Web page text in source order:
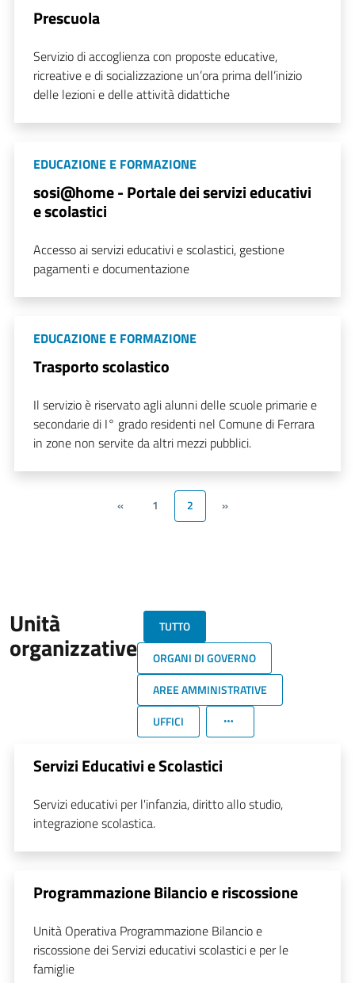
Prescuola
Servizio di accoglienza con proposte educative,
ricreative e di socializzazione un’ora prima dell’inizio
delle lezioni e delle attività didattiche
EDUCAZIONE E FORMAZIONE
sosi@home - Portale dei servizi educativi
e scolastici
Accesso ai servizi educativi e scolastici, gestione
pagamenti e documentazione
EDUCAZIONE E FORMAZIONE
Trasporto scolastico
Il servizio è riservato agli alunni delle scuole primarie e
secondarie di I° grado residenti nel Comune di Ferrara
in zone non servite da altri mezzi pubblici.
« 1 2 »
Unità
organizzative
TUTTO
ORGANI DI GOVERNO
AREE AMMINISTRATIVE
UFFICI
Servizi Educativi e Scolastici
Servizi educativi per l'infanzia, diritto allo studio,
integrazione scolastica.
Programmazione Bilancio e riscossione
Unità Operativa Programmazione Bilancio e
riscossione dei Servizi educativi scolastici e per le
famiglie